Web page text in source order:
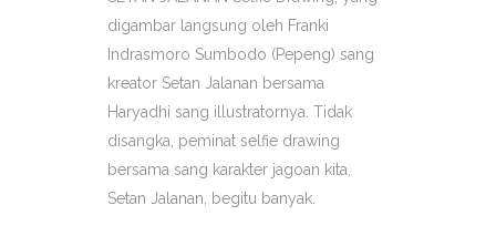
digambar langsung oleh Franki
Indrasmoro Sumbodo (Pepeng) sang
kreator Setan Jalanan bersama
Haryadhi sang illustratornya. Tidak
disangka, peminat selfie drawing
bersama sang karakter jagoan kita,
Setan Jalanan, begitu banyak.